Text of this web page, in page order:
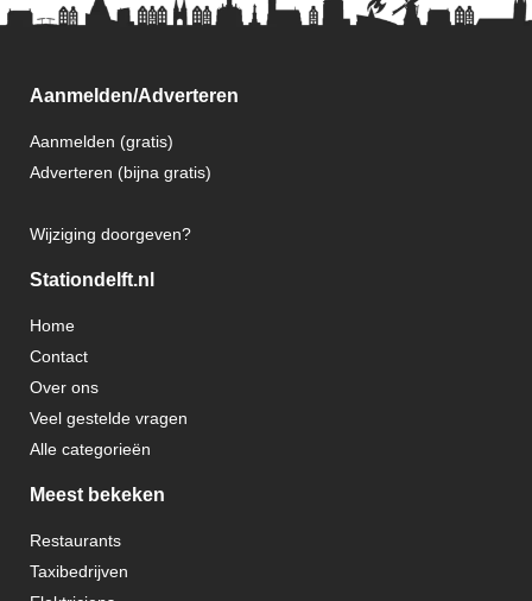
Aanmelden/Adverteren
Aanmelden (gratis)
Adverteren (bijna gratis)
Wijziging doorgeven?
Stationdelft.nl
Home
Contact
Over ons
Veel gestelde vragen
Alle categorieën
Meest bekeken
Restaurants
Taxibedrijven